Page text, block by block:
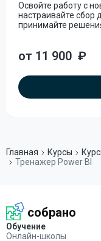
Освойте работу с
настраивайте сбор
принимайте
от 11 900 ₽
Главная Курсы
Тренажер Power BI
собрано
Обучение
Онлайн-школы